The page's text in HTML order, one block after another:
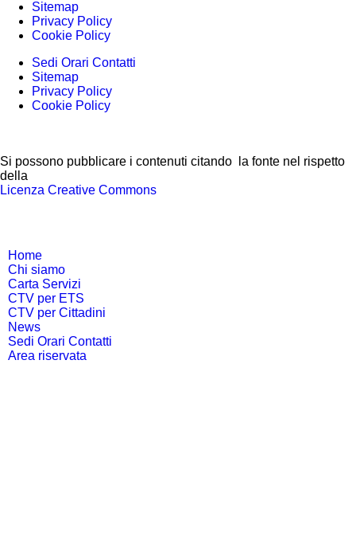
Sitemap
Privacy Policy
Cookie Policy
Sedi Orari Contatti
Sitemap
Privacy Policy
Cookie Policy
Si possono pubblicare i contenuti citando la fonte nel rispetto
della
Licenza Creative Commons
Home
Chi siamo
Carta Servizi
CTV per ETS
CTV per Cittadini
News
Sedi Orari Contatti
Area riservata